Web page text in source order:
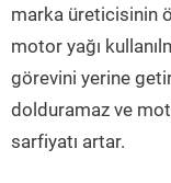
marka üreticisinin
motor yağı
görevini yerine
dolduramaz ve
sarfiyatı artar.